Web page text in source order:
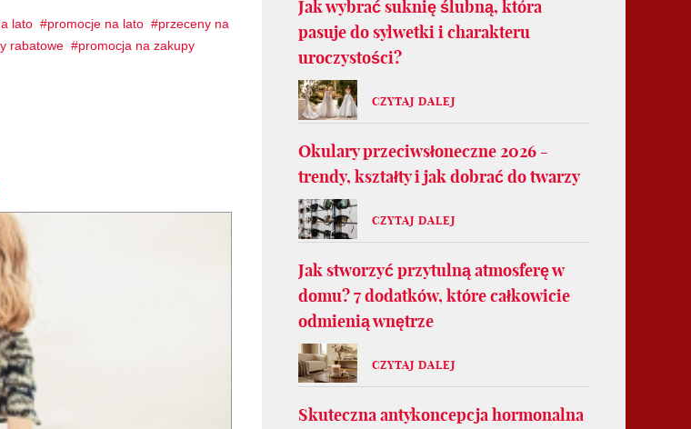
lato promocje na lato
przeceny na
rabatowe
promocja na zakupy
Jak wybrać suknię ślubną, która
pasuje do sylwetki i charakteru
uroczystości?
CZYTAJ DALEJ
Okulary przeciwsłoneczne 2026 -
trendy, kształty i jak dobrać do twarzy
CZYTAJ DALEJ
Jak stworzyć przytulną atmosferę w
domu? 7 dodatków, które całkowicie
odmienią wnętrze
CZYTAJ DALEJ
Skuteczna antykoncepcja hormonalna